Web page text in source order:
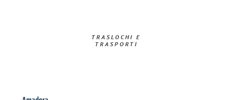
TRASLOCHI E
TRASPORTI​